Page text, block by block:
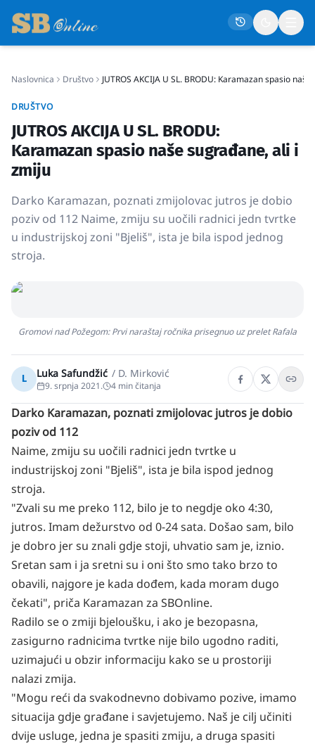
Politika
Gospodarstvo
Crna kronika
Sport
Osmrtnice
Naslovnica Društvo JUTROS AKCIJA U SL. BRODU: Karamazan spasio
DRUŠTVO
JUTROS AKCIJA U SL. BRODU:
Karamazan spasio naše sugrađane, ali i
zmiju
Darko Karamazan, poznati zmijolovac jutros je dobio
poziv od 112 Naime, zmiju su uočili radnici jedn tvrtke
u industrijskoj zoni "Bjeliš", ista je bila ispod jednog
stroja.
Gromovi nad Požegom: Prvi naraštaj ročnika prisegnuo uz prelet Rafala
L Luka Safundžić / D. Mirković
9. srpnja 2021. 4 min čitanja
Darko Karamazan, poznati zmijolovac jutros je dobio
poziv od 112
Naime, zmiju su uočili radnici jedn tvrtke u
industrijskoj zoni "Bjeliš", ista je bila ispod jednog
stroja.
"Zvali su me preko 112, bilo je to negdje oko 4:30,
jutros. Imam dežurstvo od 0-24 sata. Došao sam, bilo
je dobro jer su znali gdje stoji, uhvatio sam je, iznio.
Sretan sam i ja sretni su i oni što smo tako brzo to
obavili, najgore je kada dođem, kada moram dugo
čekati", priča Karamazan za SBOnline.
Radilo se o zmiji bjeloušku, i ako je bezopasna,
zasigurno radnicima tvrtke nije bilo ugodno raditi,
uzimajući u obzir informaciju kako se u prostoriji
nalazi zmija.
"Mogu reći da svakodnevno dobivamo pozive, imamo
situacija gdje građane i savjetujemo. Naš je cilj učiniti
dvije usluge, jedna je spasiti zmiju, a druga spasiti